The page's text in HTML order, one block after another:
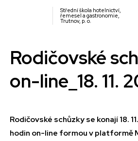
Střední škola hotelnictví,
řemesel a gastronomie,
Trutnov, p. o.
Rodičovské
on-line_18. 11.
Rodičovské schůzky se konají 18.
hodin on-line formou v platformě